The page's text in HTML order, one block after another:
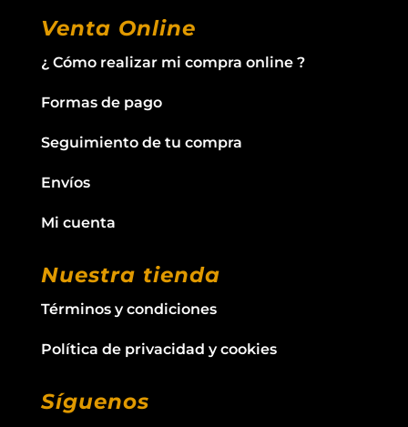
Venta Online
¿ Cómo realizar mi compra online ?
Formas de pago
Seguimiento de tu compra
Envíos
Mi cuenta
Nuestra tienda
Términos y condiciones
Política de privacidad y cookies
Síguenos